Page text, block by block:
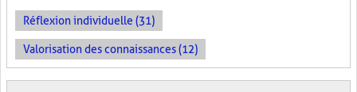
Réflexion individuelle (31)
Valorisation des connaissances (12)